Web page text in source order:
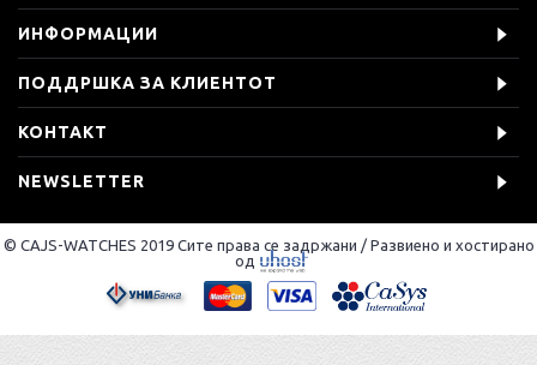
ИНФОРМАЦИИ
ПОДДРШКА ЗА КЛИЕНТОТ
КОНТАКТ
NEWSLETTER
© CAJS-WATCHES 2019 Сите права се задржани / Развиено и хостирано
од